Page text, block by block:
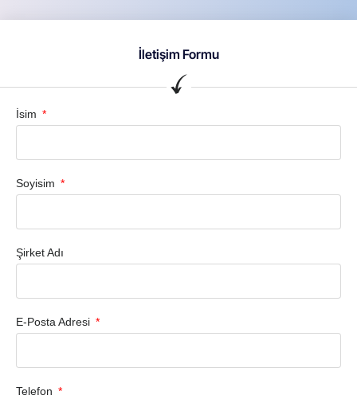
İletişim Formu
İsim
Soyisim
Şirket Adı
E-Posta Adresi
Telefon